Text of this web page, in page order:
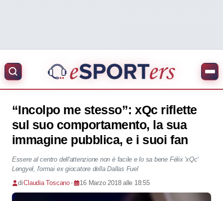
“Incolpo me stesso”: xQc riflette
sul suo comportamento, la sua
immagine pubblica, e i suoi fan
Essere al centro dell'attenzione non è facile e lo sa bene Félix 'xQc'
Lengyel, l'ormai ex giocatore della Dallas Fuel
diClaudia Toscano • 16 Marzo 2018 alle 18:55